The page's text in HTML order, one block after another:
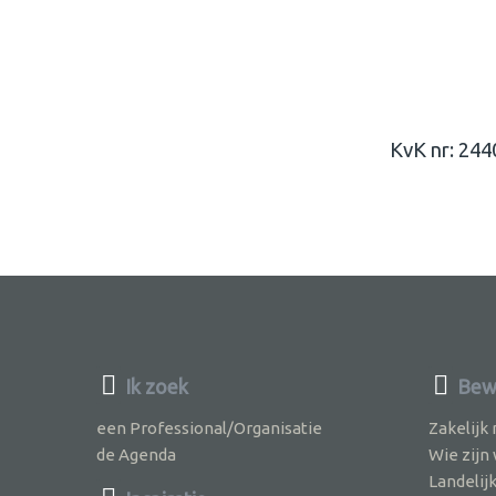
KvK nr:
Ik zoek
een Professional/Organisatie
de Agenda
Zakelijk
Wie zijn